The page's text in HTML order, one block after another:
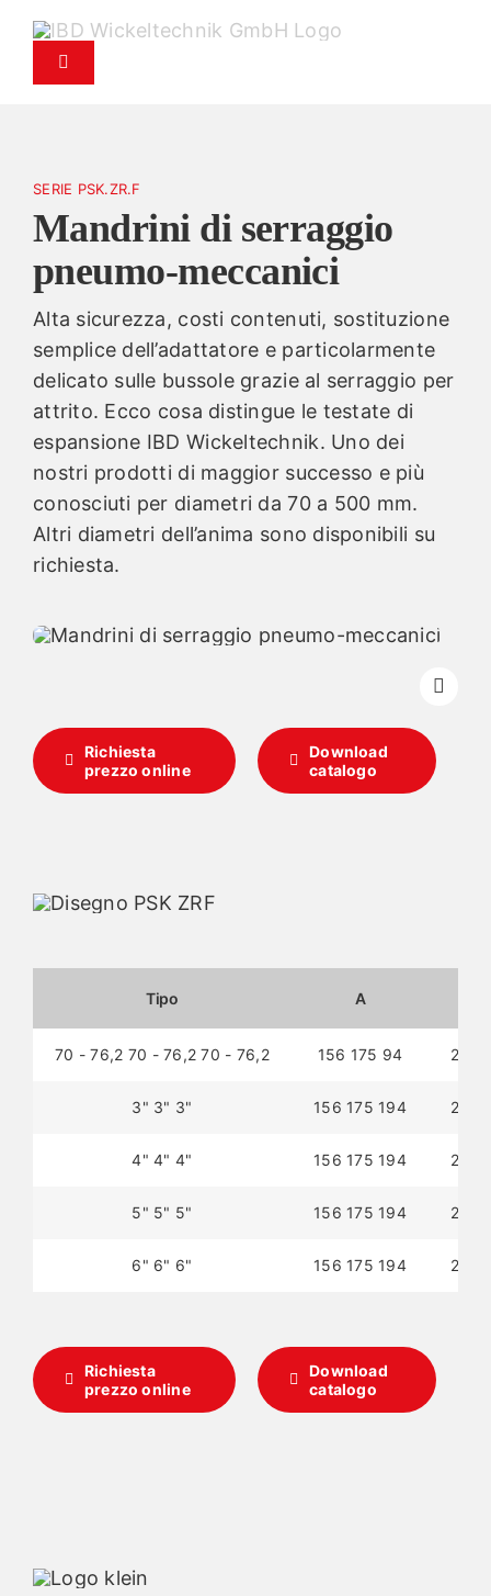
contenutoAttiva/Disattiva
Assistenza
Servizio ricambi
Azienda
Contatti
News
Italiano
SERIE PSK.ZR.F
Mandrini di serraggio
pneumo-meccanici
Alta sicurezza, costi contenuti, sostituzione
semplice dell’adattatore e particolarmente
delicato sulle bussole grazie al serraggio per
attrito. Ecco cosa distingue le testate di
espansione IBD Wickeltechnik. Uno dei
nostri prodotti di maggior successo e più
conosciuti per diametri da 70 a 500 mm.
Altri diametri dell’anima sono disponibili su
richiesta.
Richiesta
prezzo online
Download
catalogo
Tipo A
70 - 76,2 70 - 76,2 70 - 76,2 156 175 94 200
3" 3" 3" 156 175 194 200
4" 4" 4" 156 175 194 200
5" 5" 5" 156 175 194 200
6" 6" 6" 156 175 194 200
Richiesta
prezzo online
Download
catalogo